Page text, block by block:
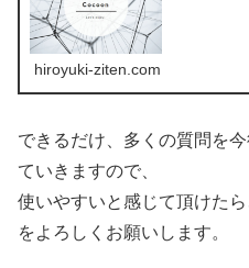
hiroyuki-ziten.com
できるだけ、多くの質問を
ていきますので、
使いやすいと感じて頂けた
をよろしくお願いします。